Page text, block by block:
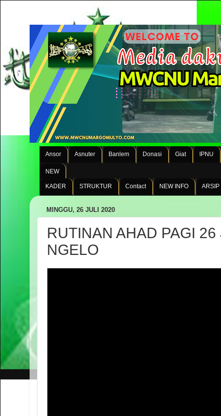
Ansor Asnuter Banlem Donasi Giat IPNU
NEW
KADER STRUKTUR Contact NEW INFO ARSIP
MINGGU, 26 JULI 2020
RUTINAN AHAD PAGI
NGELO